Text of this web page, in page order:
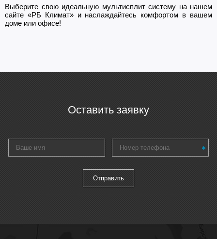
Выберите свою идеальную мультисплит систему на нашем
сайте «РБ Климат» и наслаждайтесь комфортом в вашем
доме или офисе!
Оставить заявку